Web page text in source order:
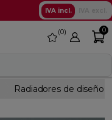
IVA incl.
favorite
0 0
Radiadores de diseño